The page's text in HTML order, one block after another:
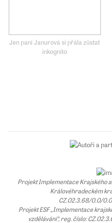
Jen paní Janurová si přála zůstat
inkognito
Projekt Implementace Krajského
Královéhradeckém
CZ.02.3.68/0.0/
Projekt ESF „Implementace
vzdělávání“, reg. číslo: